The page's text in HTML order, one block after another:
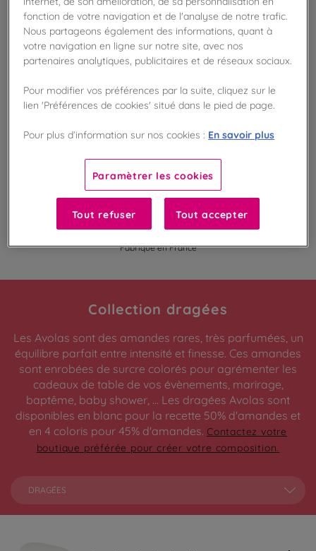
Disponible en boutique !
Vérifier la disponibilité en magasin
Frais de port offert
Gagnez 105 points de fidélité !
Liste des ingrédients et allergènes
100%
Fabriqué en France
Collection dragées
Les Avolas sont des amandes rares, très parfumées, un
équilibre parfait entre intensité et finesse. Ces amandes
sont enrobées de surcre colorés pour agrémenter les
cadeaux de table de vos évènements, marirage,
baptême, baby shower, ... Les dragées Avolas sont
disponibles en blanc pour la recette 50% d'amandes et
en 4 coloris pour 45% d'amandes. Contactez votre
boutique préférée pour créer votre composition.
DRAGÉES
fonction de votre navigation et de l'analyse de notre trafic.
Nous partageons également des informations, quant à
votre navigation en ligne sur notre site, avec nos
partenaires analytiques, publicitaires et de réseaux sociaux.
Pour modifier vos préférences par la suite, cliquez sur le
lien 'Préférences de cookies' situé dans le pied de page.
Pour plus d’information sur nos cookies : En savoir plus
Paramètrer les cookies
Tout refuser Tout accepter